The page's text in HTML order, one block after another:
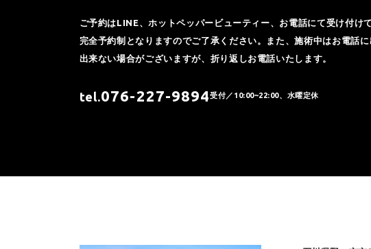
ご予約はLINE、ホットペッパービューティー、お電話にて受け付け
完全予約制となりますのでご了承ください。また、施術中はお電話
出来ない場合がございますが、折り返しお電話いたします。
tel.076-227-9894受付／10:00~22:00、水曜定休